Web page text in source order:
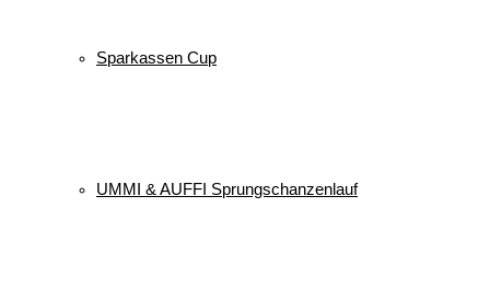
Sparkassen Cup
UMMI & AUFFI Sprungschanzenlauf